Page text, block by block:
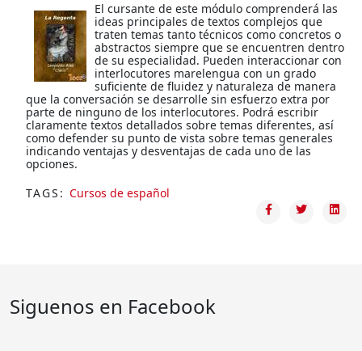
El cursante de este módulo comprenderá las
ideas principales de textos complejos que
traten temas tanto técnicos como concretos o
abstractos siempre que se encuentren dentro
de su especialidad. Pueden interaccionar con
interlocutores marelengua con un grado
suficiente de fluidez y naturaleza de manera
que la conversación se desarrolle sin esfuerzo extra por
parte de ninguno de los interlocutores. Podrá escribir
claramente textos detallados sobre temas diferentes, así
como defender su punto de vista sobre temas generales
indicando ventajas y desventajas de cada uno de las
opciones.
TAGS: Cursos de español
Siguenos en Facebook